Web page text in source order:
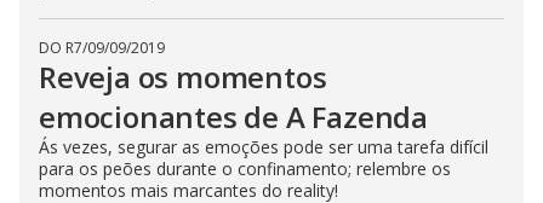
DO R7/09/09/2019
Reveja os momentos
emocionantes de A Fazenda
Ás vezes, segurar as emoções pode ser uma tarefa difícil
para os peões durante o confinamento; relembre os
momentos mais marcantes do reality!